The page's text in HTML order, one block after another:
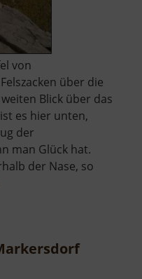
von
über die
Blick über das
es hier unten,
der
man Glück hat.
der Nase, so